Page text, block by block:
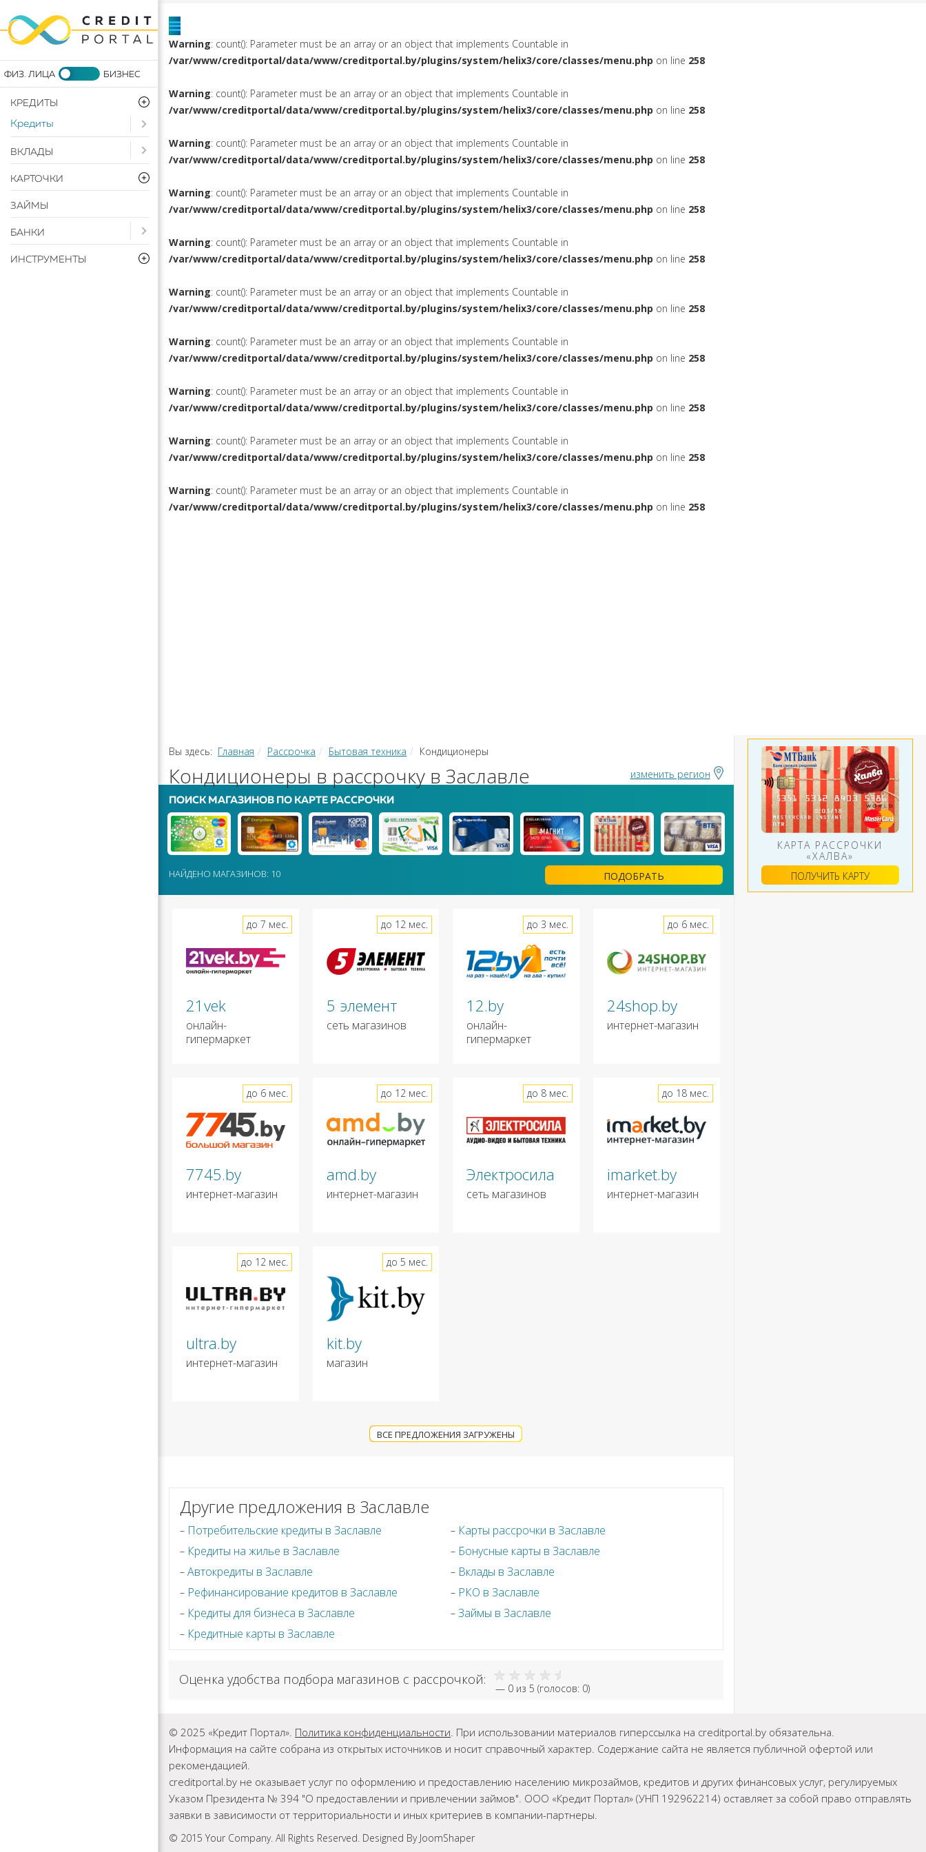
КРЕДИТЫ
Open submenu ( Кредиты)
Кредиты
Open submenu ( Вклады)
ВКЛАДЫ
КАРТОЧКИ
ЗАЙМЫ
Open submenu ( Банки)
БАНКИ
ИНСТРУМЕНТЫ
Warning: count(): Parameter must be an array or an object that implements Countable in
/var/www/creditportal/data/www/creditportal.by/plugins/system/helix3/core/classes/menu.php on line 258
Warning: count(): Parameter must be an array or an object that implements Countable in
/var/www/creditportal/data/www/creditportal.by/plugins/system/helix3/core/classes/menu.php on line 258
Warning: count(): Parameter must be an array or an object that implements Countable in
/var/www/creditportal/data/www/creditportal.by/plugins/system/helix3/core/classes/menu.php on line 258
Warning: count(): Parameter must be an array or an object that implements Countable in
/var/www/creditportal/data/www/creditportal.by/plugins/system/helix3/core/classes/menu.php on line 258
Warning: count(): Parameter must be an array or an object that implements Countable in
/var/www/creditportal/data/www/creditportal.by/plugins/system/helix3/core/classes/menu.php on line 258
Warning: count(): Parameter must be an array or an object that implements Countable in
/var/www/creditportal/data/www/creditportal.by/plugins/system/helix3/core/classes/menu.php on line 258
Warning: count(): Parameter must be an array or an object that implements Countable in
/var/www/creditportal/data/www/creditportal.by/plugins/system/helix3/core/classes/menu.php on line 258
Warning: count(): Parameter must be an array or an object that implements Countable in
/var/www/creditportal/data/www/creditportal.by/plugins/system/helix3/core/classes/menu.php on line 258
Warning: count(): Parameter must be an array or an object that implements Countable in
/var/www/creditportal/data/www/creditportal.by/plugins/system/helix3/core/classes/menu.php on line 258
Warning: count(): Parameter must be an array or an object that implements Countable in
/var/www/creditportal/data/www/creditportal.by/plugins/system/helix3/core/classes/menu.php on line 258
Вы здесь: Главная Рассрочка Бытовая техника Кондиционеры
Кондиционеры в рассрочку в Заславле изменить регион
ПОИСК МАГАЗИНОВ ПО КАРТЕ РАССРОЧКИ
НАЙДЕНО МАГАЗИНОВ: 10 ПОДОБРАТЬ
21vek
онлайн-
гипермаркет
до 7 мес.
5 элемент
сеть магазинов
до 12 мес.
12.by
онлайн-
гипермаркет
до 3 мес.
24shop.by
интернет-магазин
до 6 мес.
7745.by
интернет-магазин
до 6 мес.
amd.by
интернет-магазин
до 12 мес.
Электросила
сеть магазинов
до 8 мес.
imarket.by
интернет-магазин
до 18 мес.
ultra.by
интернет-магазин
до 12 мес.
kit.by
магазин
до 5 мес.
ВСЕ ПРЕДЛОЖЕНИЯ ЗАГРУЖЕНЫ
Другие предложения в Заславле
Потребительские кредиты в Заславле
Кредиты на жилье в Заславле
Автокредиты в Заславле
Рефинансирование кредитов в Заславле
Кредиты для бизнеса в Заславле
Кредитные карты в Заславле
Карты рассрочки в Заславле
Бонусные карты в Заславле
Вклады в Заславле
РКО в Заславле
Займы в Заславле
Оценка удобства подбора магазинов с рассрочкой:
— 0 из 5 (голосов: 0)
КАРТА РАССРОЧКИ
«ХАЛВА»
ПОЛУЧИТЬ КАРТУ
© 2025 «Кредит Портал». Политика конфиденциальности. При использовании материалов гиперссылка на creditportal.by обязательна.
Информация на сайте собрана из открытых источников и носит справочный характер. Содержание сайта не является публичной офертой или
рекомендацией.
creditportal.by не оказывает услуг по оформлению и предоставлению населению микрозаймов, кредитов и других финансовых услуг, регулируемых
Указом Президента № 394 "О предоставлении и привлечении займов". ООО «Кредит Портал» (УНП 192962214) оставляет за собой право отправлять
заявки в зависимости от территориальности и иных критериев в компании-партнеры.
© 2015 Your Company. All Rights Reserved. Designed By JoomShaper